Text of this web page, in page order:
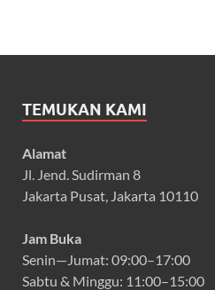
TEMUKAN KAMI
Alamat
Jl. Jend. Sudirman 8
Jakarta Pusat, Jakarta 10110
Jam Buka
Senin—Jumat: 09:00–17:00
Sabtu & Minggu: 11:00–15:00